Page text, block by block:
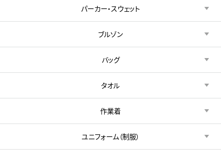
パーカー・スウェット
ブルゾン
バッグ
タオル
作業着
ユニフォーム（制服）